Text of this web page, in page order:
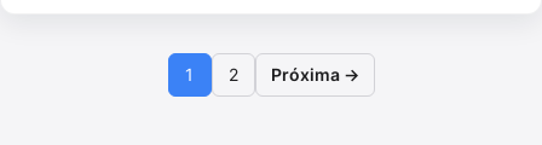
Página
1
Página
2 Próxima →